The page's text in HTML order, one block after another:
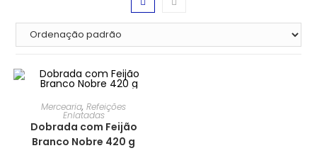
Mercearia,Refeições
Enlatadas
Dobrada com Feijão
Branco Nobre 420 g